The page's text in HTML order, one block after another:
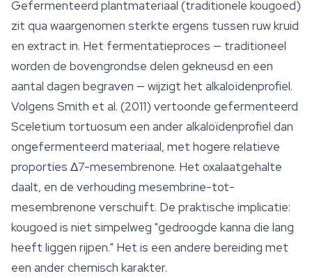
Gefermenteerd plantmateriaal (traditionele kougoed)
zit qua waargenomen sterkte ergens tussen ruw kruid
en extract in. Het fermentatieproces — traditioneel
worden de bovengrondse delen gekneusd en een
aantal dagen begraven — wijzigt het alkaloïdenprofiel.
Volgens Smith et al. (2011) vertoonde gefermenteerd
Sceletium tortuosum een ander alkaloïdenprofiel dan
ongefermenteerd materiaal, met hogere relatieve
proporties Δ7-mesembrenone. Het oxalaatgehalte
daalt, en de verhouding mesembrine-tot-
mesembrenone verschuift. De praktische implicatie:
kougoed is niet simpelweg "gedroogde kanna die lang
heeft liggen rijpen." Het is een andere bereiding met
een ander chemisch karakter.